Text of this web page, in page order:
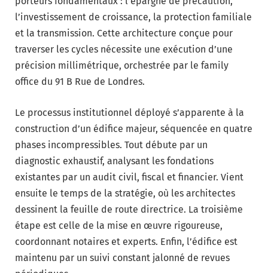
l’investissement de croissance, la protection familiale
et la transmission. Cette architecture conçue pour
traverser les cycles nécessite une exécution d’une
précision millimétrique, orchestrée par le family
office du 91 B Rue de Londres.
Le processus institutionnel déployé s’apparente à la
construction d’un édifice majeur, séquencée en quatre
phases incompressibles. Tout débute par un
diagnostic exhaustif, analysant les fondations
existantes par un audit civil, fiscal et financier. Vient
ensuite le temps de la stratégie, où les architectes
dessinent la feuille de route directrice. La troisième
étape est celle de la mise en œuvre rigoureuse,
coordonnant notaires et experts. Enfin, l’édifice est
maintenu par un suivi constant jalonné de revues